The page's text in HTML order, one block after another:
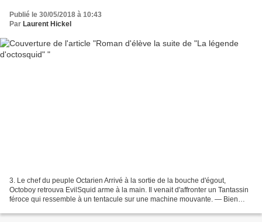
Publié le 30/05/2018 à 10:43
Par Laurent Hickel
3. Le chef du peuple Octarien Arrivé à la sortie de la bouche d'égout,
Octoboy retrouva EvilSquid arme à la main. Il venait d'affronter un Tantassin
féroce qui ressemble à un tentacule sur une machine mouvante. — Bien